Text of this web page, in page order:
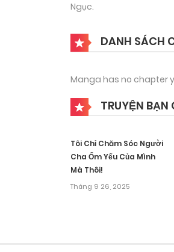
Ngục.
DANH SÁCH
Manga has no chapter
TRUYỆN
Tôi Chỉ Chăm Sóc Người
Cha Ốm Yếu Của Mình
Mà Thôi!
Tháng 9 26, 2025